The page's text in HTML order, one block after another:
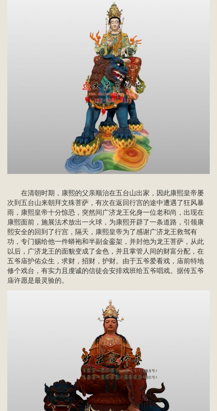
在清朝时期，康熙的父亲顺治在五台山出家，因此康熙皇帝屡
次到五台山来朝拜文殊菩萨，有次在返回行宫的途中遭遇了狂风暴
雨，康熙皇帝十分惊恐，突然间广济龙王化身一位老和尚，出现在
康熙面前，施展法术放出一火球，为康熙开辟了一条道路，引领康
熙安全的回到了行宫，隔天，康熙皇帝为了感谢广济龙王救驾有
功，专门赐给他一件蟒袍和半副金銮架，并封他为龙王菩萨，从此
以后，广济龙王的面貌变成了金色，并且掌管人间的财富分配，在
五爷庙护佑众生，求财，招财，护财。由于五爷爱看戏，庙前特地
修个戏台，有实力且虔诚的信徒会安排戏班给五爷唱戏。据传五爷
庙许愿是最灵验的。